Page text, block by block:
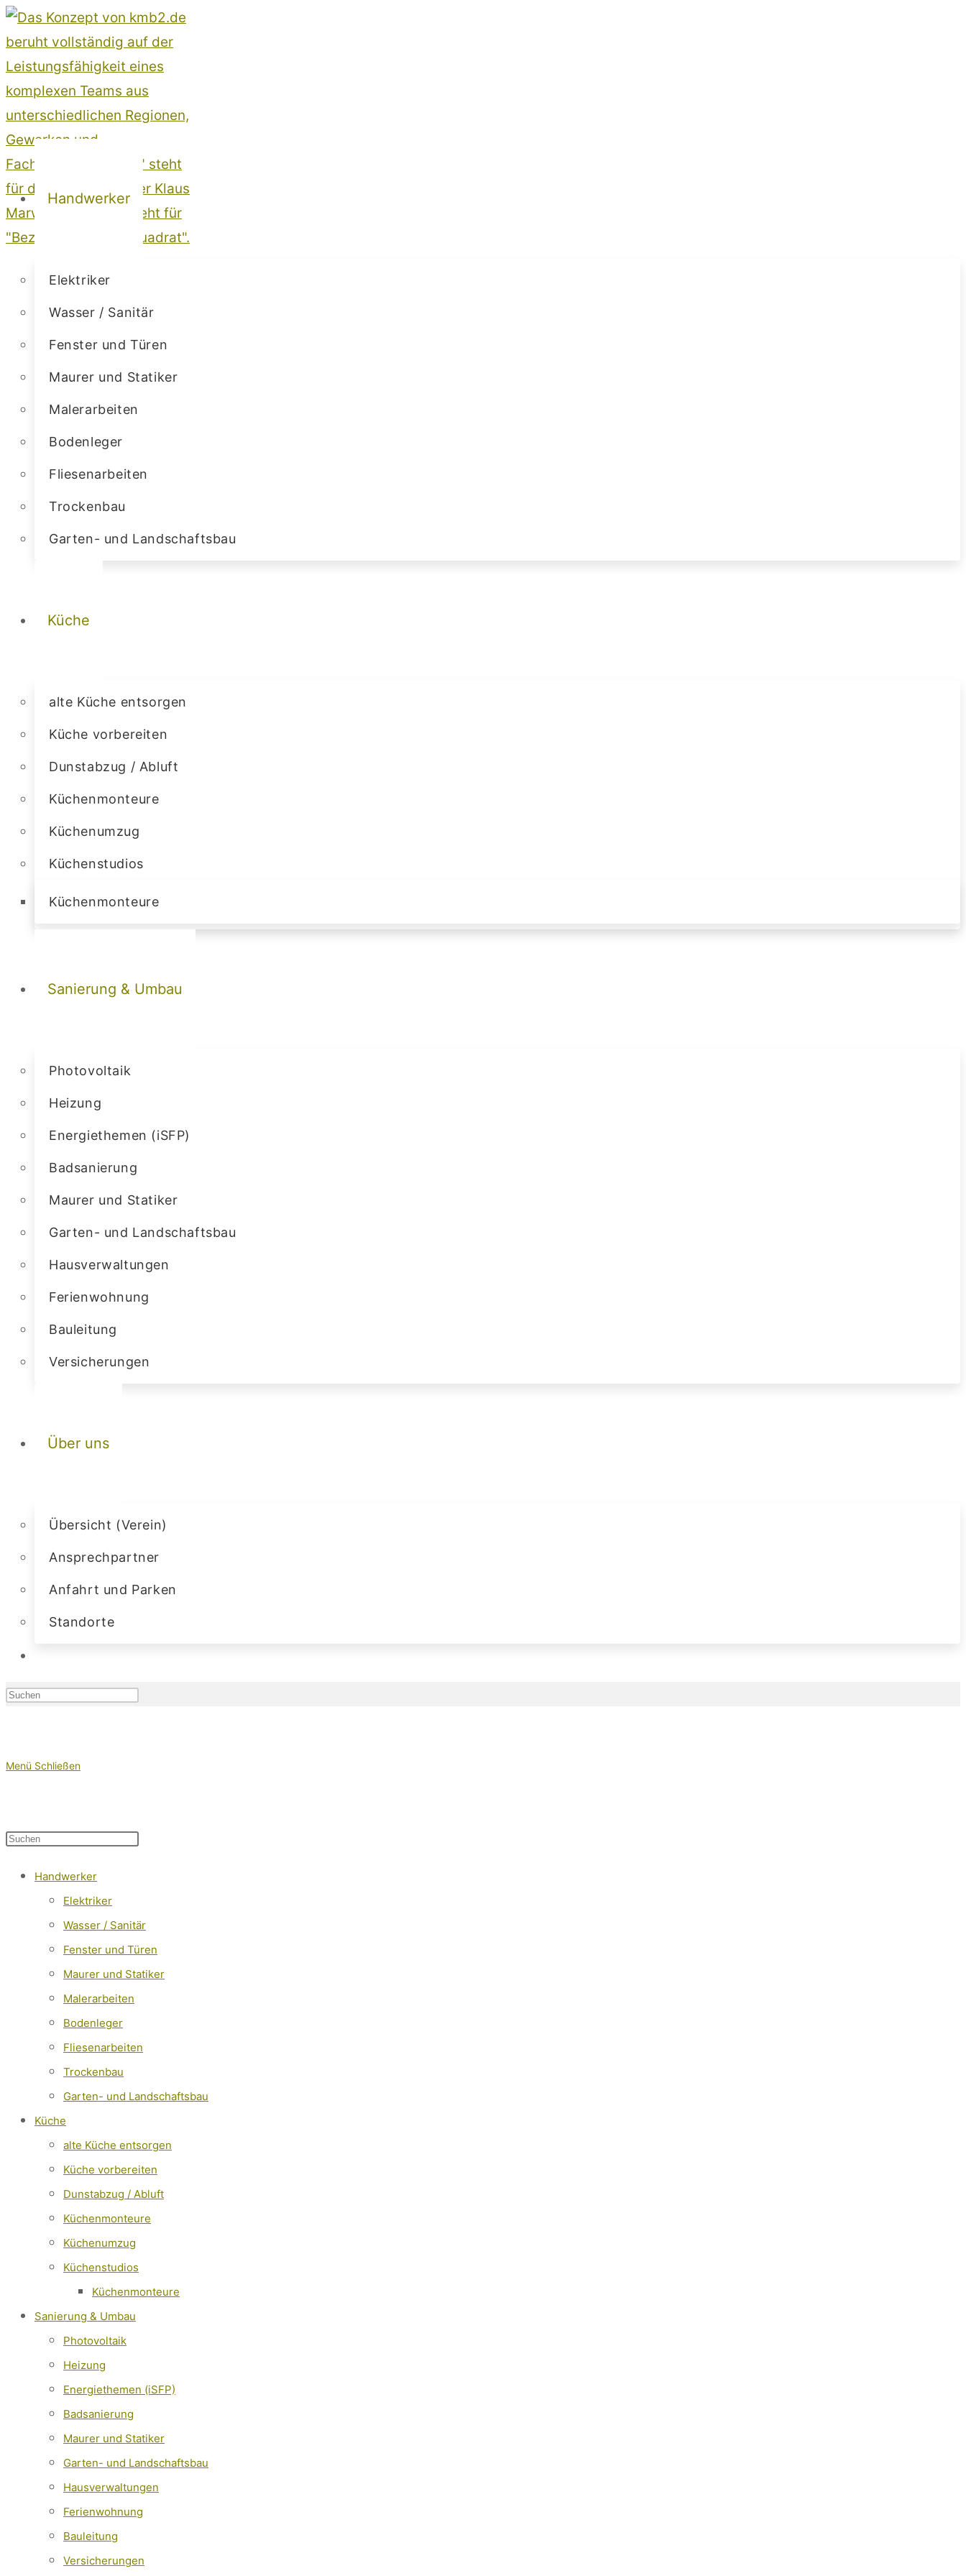
Zum
Inhalt
springen
Handwerker
Elektriker
Wasser / Sanitär
Fenster und Türen
Maurer und Statiker
Malerarbeiten
Bodenleger
Fliesenarbeiten
Trockenbau
Garten- und Landschaftsbau
Küche
alte Küche entsorgen
Küche vorbereiten
Dunstabzug / Abluft
Küchenmonteure
Küchenumzug
Küchenstudios
Küchenmonteure
Sanierung & Umbau
Photovoltaik
Heizung
Energiethemen (iSFP)
Badsanierung
Maurer und Statiker
Garten- und Landschaftsbau
Hausverwaltungen
Ferienwohnung
Bauleitung
Versicherungen
Über uns
Übersicht (Verein)
Ansprechpartner
Anfahrt und Parken
Standorte
Suche
umschalten
Press
Menü Schließen
Diese
durchsuchen
Press
the
search
panel.
Handwerker
Elektriker
Wasser / Sanitär
Fenster und Türen
Maurer und Statiker
Malerarbeiten
Bodenleger
Fliesenarbeiten
Trockenbau
Garten- und Landschaftsbau
Küche
alte Küche entsorgen
Küche vorbereiten
Dunstabzug / Abluft
Küchenmonteure
Küchenumzug
Küchenstudios
Küchenmonteure
Sanierung & Umbau
Photovoltaik
Heizung
Energiethemen (iSFP)
Badsanierung
Maurer und Statiker
Garten- und Landschaftsbau
Hausverwaltungen
Ferienwohnung
Bauleitung
Versicherungen